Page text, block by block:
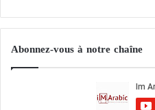
Abonnez-vous à notre chaîne